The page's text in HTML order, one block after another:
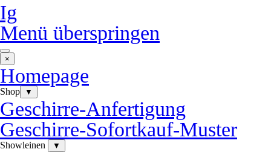
Ig
Menü überspringen
×
Homepage
Shop ▼
Geschirre-Anfertigung
Geschirre-Sofortkauf-Muster
Showleinen ▼